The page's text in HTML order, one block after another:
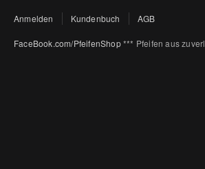
Anmelden Kundenbuch AGB
FaceBook.com/PfeifenShop*** Pfeifen aus